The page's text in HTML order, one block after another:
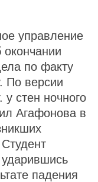
управление
по факту
По версии
у стен ночного
Агафонова в
падения